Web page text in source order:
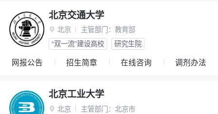
北京交通大学
 北京 主管部门： 教育部
“双一流”建设高校
研究生院
网报公告 招生简章 在线咨询 调剂办法
北京工业大学
 北京 主管部门： 北京市